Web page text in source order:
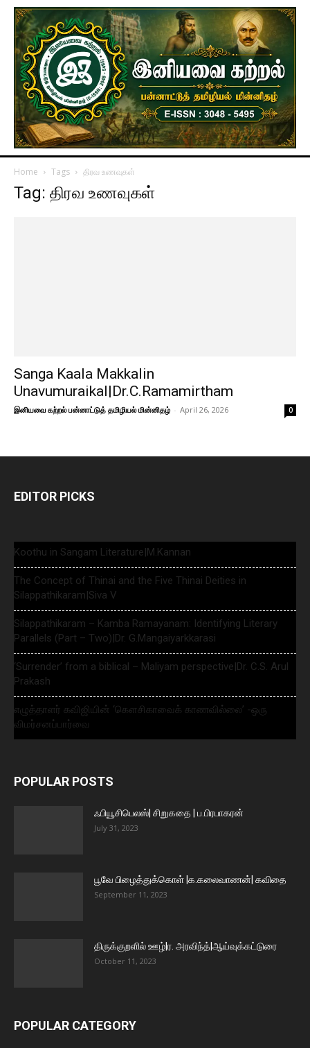
Home Tags திரவ உணவுகள்
Tag: திரவ உணவுகள்
Sanga Kaala Makkalin
Unavumuraikal|Dr.C.Ramamirtham
இனியவை கற்றல் பன்னாட்டுத் தமிழியல் மின்னிதழ் - April 26, 2026 0
EDITOR PICKS
Koothu in Sangam Literature|M.Kannan
The Concept of Thinai and the Five Thinai Deities in
Silappathikaram|Siva V
Silappathikaram – Kamba Ramayanam: Identifying Literary
Parallels (Part – Two)|Dr. G.Mangaiyarkkarasi
‘Surrender’ from a biblical – Maliyam perspective|Dr. C.S. Arul
Prakash
எழுத்தாளர் கவிஜியின் ‘கௌசிகாவைக் காணவில்லை’ -ஒரு
விமர்சனப்பார்வை
POPULAR POSTS
ஃபியூசிபெலஸ்| சிறுகதை | ப.பிரபாகரன்
July 31, 2023
பூவே பிழைத்துக்கொள் |க.கலைவாணன்| கவிதை
September 11, 2023
திருக்குறளில் ஊழ்|ர. அரவிந்த்|ஆய்வுக்கட்டுரை
October 11, 2023
POPULAR CATEGORY